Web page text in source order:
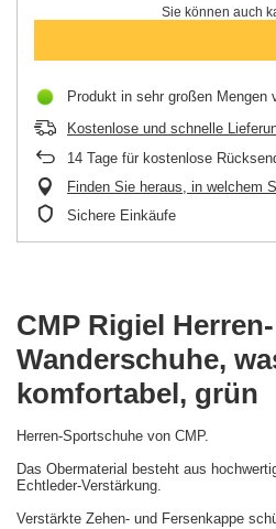
Sie können auch
Produkt in sehr großen Mengen
Kostenlose und schnelle
14 Tage für kostenlose
Finden Sie heraus, in welchem
Sichere Einkäufe
CMP Rigiel Herren-
Wanderschuhe,
komfortabel, grün
Herren-Sportschuhe von CMP.
Das Obermaterial besteht aus
Echtleder-Verstärkung.
Verstärkte Zehen- und Fersenkappe